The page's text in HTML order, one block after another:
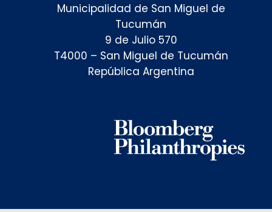
Municipalidad de San Miguel de
Tucumán
9 de Julio 570
T4000 – San Miguel de Tucumán
República Argentina